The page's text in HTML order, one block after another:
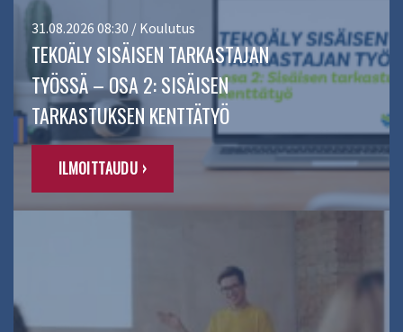
31.08.2026 08:30 / Koulutus
TEKOÄLY SISÄISEN TARKASTAJAN
TYÖSSÄ – OSA 2: SISÄISEN
TARKASTUKSEN KENTTÄTYÖ
ILMOITTAUDU ›